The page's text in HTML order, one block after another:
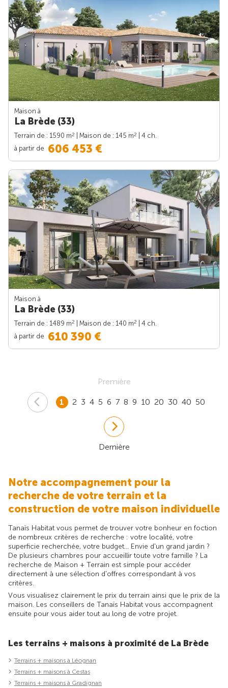
Maison à
La Brède (33)
Terrain de : 1590 m2 | Maison de : 145 m2
| 4 ch.
à partir de 606 453 €
Maison à
La Brède (33)
Terrain de : 1489 m2 | Maison de : 140 m2
| 4 ch.
à partir de 610 390 €
Première
1 2 3 4 5 6 7 8 9 10 20 30 40 50
Dernière
Notre accompagnement pour la
recherche de votre terrain et la
construction de votre maison individuelle
Tanaïs Habitat vous permet de trouver votre bonheur en foction
de nombreux critères de recherche : votre localité, votre
superficie recherchée, votre budget... Envie d'un grand jardin ?
De plusieurs chambres pour accueillir toute votre famille ? La
recherche de Maison + Terrain est simple pour accéder
directement à une sélection d'offres correspondant à vos
critères.
Vous visualisez clairement le prix du terrain ainsi que le prix de la
maison. Les conseillers de Tanaïs Habitat vous accompagnent
ensuite pour vous aider tout au long de votre projet.
Les terrains + maisons à proximité de La Brède
Terrains + maisons à Léognan
Terrains + maisons à Cestas
Terrains + maisons à Gradignan